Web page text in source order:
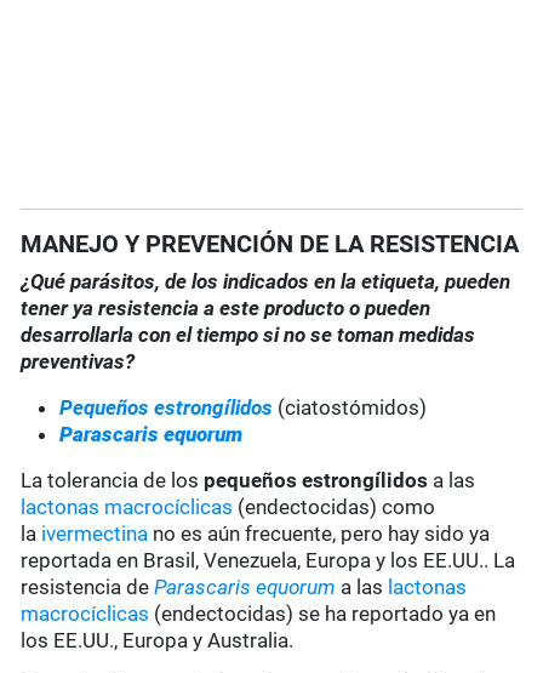
MANEJO Y PREVENCIÓN DE LA RESISTENCIA
¿Qué parásitos, de los indicados en la etiqueta, pueden
tener ya resistencia a este producto o pueden
desarrollarla con el tiempo si no se toman medidas
preventivas?
Pequeños estrongílidos (ciatostómidos)
Parascaris equorum
La tolerancia de los pequeños estrongílidos a las
lactonas macrocíclicas (endectocidas) como
la ivermectina no es aún frecuente, pero hay sido ya
reportada en Brasil, Venezuela, Europa y los EE.UU.. La
resistencia deParascaris equorum a las lactonas
macrocíclicas (endectocidas) se ha reportado ya en
los EE.UU., Europa y Australia.